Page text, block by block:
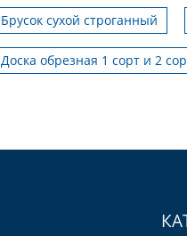
Брусок сухой строганный
Доска обрезная 1 сорт и 2